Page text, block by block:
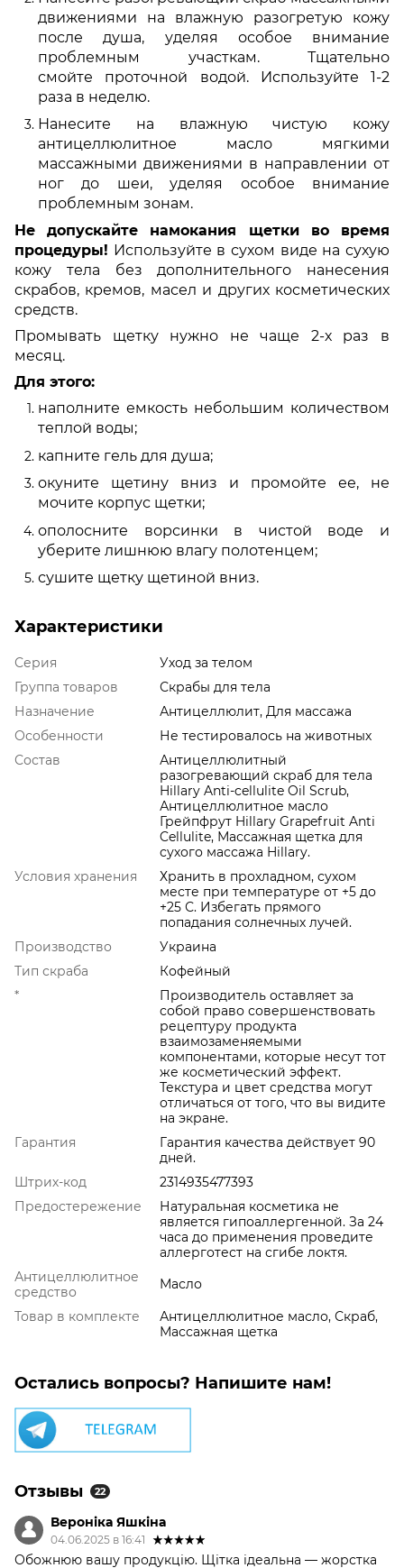
движениями на влажную разогретую кожу
после душа, уделяя особое внимание
проблемным участкам. Тщательно
смойте проточной водой. Используйте 1-2
раза в неделю.
Нанесите на влажную чистую кожу
антицеллюлитное масло мягкими
массажными движениями в направлении от
ног до шеи, уделяя особое внимание
проблемным зонам.
Не допускайте намокания щетки во время
процедуры! Используйте в сухом виде на сухую
кожу тела без дополнительного нанесения
скрабов, кремов, масел и других косметических
средств.
Промывать щетку нужно не чаще 2-х раз в
месяц.
Для этого:
наполните емкость небольшим количеством
теплой воды;
капните гель для душа;
окуните щетину вниз и промойте ее, не
мочите корпус щетки;
ополосните ворсинки в чистой воде и
уберите лишнюю влагу полотенцем;
сушите щетку щетиной вниз.
Характеристики
Серия
Уход за телом
Группа товаров
Скрабы для тела
Назначение
Антицеллюлит, Для массажа
Особенности
Не тестировалось на животных
Состав
Антицеллюлитный
разогревающий скраб для тела
Hillary Anti-cellulite Oil Scrub,
Антицеллюлитное масло
Грейпфрут Hillary Grapefruit Anti
Cellulite, Массажная щетка для
сухого массажа Hillary.
Условия хранения
Хранить в прохладном, сухом
месте при температуре от +5 до
+25 С. Избегать прямого
попадания солнечных лучей.
Производство
Украина
Тип скраба
Кофейный
*
Производитель оставляет за
собой право совершенствовать
рецептуру продукта
взаимозаменяемыми
компонентами, которые несут тот
же косметический эффект.
Текстура и цвет средства могут
отличаться от того, что вы видите
на экране.
Гарантия
Гарантия качества действует 90
дней.
Штрих-код
2314935477393
Предостережение
Натуральная косметика не
является гипоаллергенной. За 24
часа до применения проведите
аллерготест на сгибе локтя.
Антицеллюлитное
средство
Масло
Товар в комплекте
Антицеллюлитное масло, Скраб,
Массажная щетка
Остались вопросы? Напишите нам!
Отзывы 22
Вероніка Яшкіна
04.06.2025 в 16:41
Обожнюю вашу продукцію. Щітка ідеальна — жорстка